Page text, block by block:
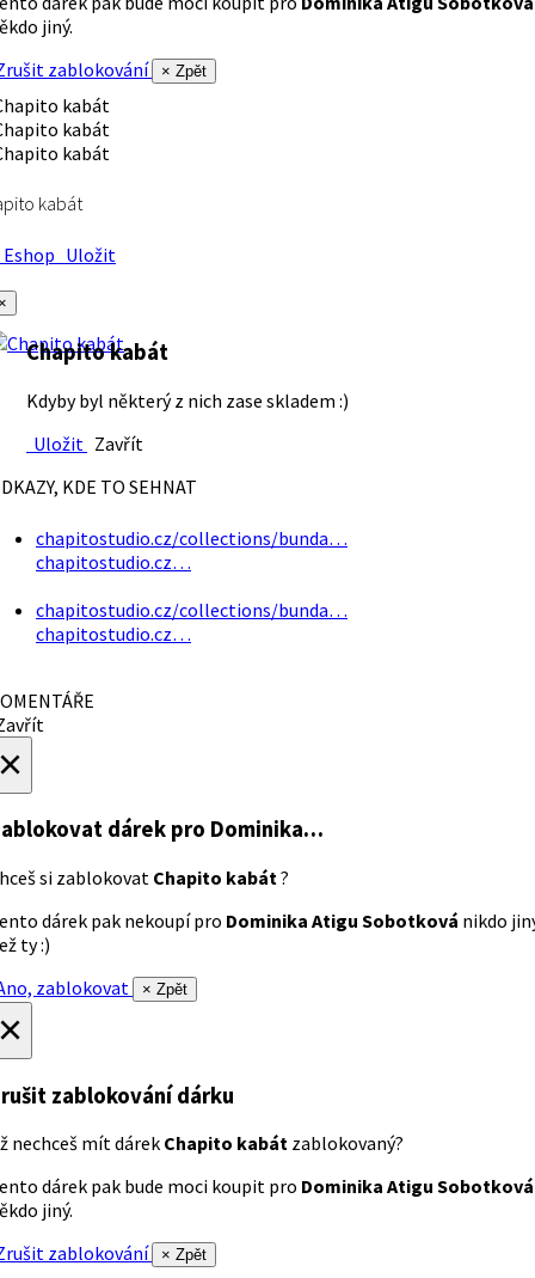
jiný.
zablokování
× Zpět
kabát
Uložit
Chapito kabát
Kdyby byl některý z nich zase skladem :)
Uložit Zavřít
KDE TO SEHNAT
chapitostudio.cz/collections/bunda…
chapitostudio.cz…
chapitostudio.cz/collections/bunda…
chapitostudio.cz…
dárek pro Dominika…
si zablokovat Chapito kabát ?
dárek pak nekoupí pro Dominika Atigu Sobotková nikdo
ty :)
zablokovat
× Zpět
zablokování dárku
nechceš mít dárek Chapito kabát zablokovaný?
dárek pak bude moci koupit pro Dominika Atigu Sobotková
jiný.
zablokování
× Zpět